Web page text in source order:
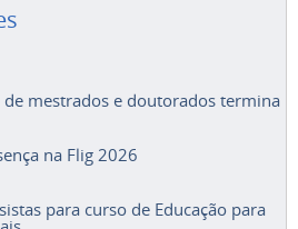
de mestrados e doutorados termina
na Flig 2026
para curso de Educação para